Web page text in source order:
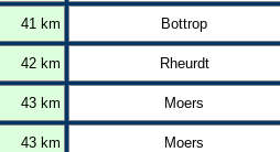
41 km Bottrop
42 km Rheurdt
43 km Moers
43 km Moers